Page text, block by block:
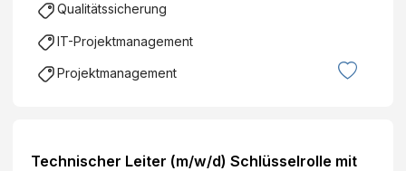
Qualitätssicherung
IT-Projektmanagement
Projektmanagement
Technischer Leiter (m/w/d) Schlüsselrolle mit